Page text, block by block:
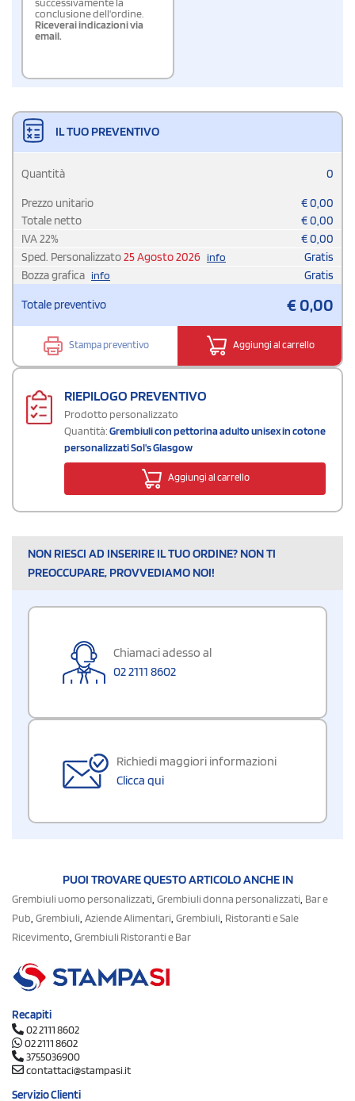
conclusione dell'ordine.
Riceverai indicazioni via
email.
IL TUO PREVENTIVO
Quantità 0
Prezzo unitario €0,00
Totale netto
€0,00
IVA22% €0,00
Sped. Personalizzato25 Agosto 2026 info
Gratis
Bozza grafica info Gratis
Totale preventivo €0,00
Stampa preventivo Aggiungi al carrello
RIEPILOGO PREVENTIVO
Prodotto personalizzato
Quantità:Grembiuli con pettorina adulto unisex in cotone
personalizzati Sol's Glasgow
Aggiungi al carrello
NON RIESCI AD INSERIRE IL TUO ORDINE? NON TI
PREOCCUPARE, PROVVEDIAMO NOI!
Chiamaci adesso al
02 2111 8602
Richiedi maggiori informazioni
Clicca qui
PUOI TROVARE QUESTO ARTICOLO ANCHE IN
Grembiuli uomo personalizzati Grembiuli donna personalizzati Bar e
Pub Grembiuli Aziende Alimentari Grembiuli Ristoranti e Sale
Ricevimento Grembiuli Ristoranti e Bar
Recapiti
02 2111 8602
02 2111 8602
3755036900
contattaci@stampasi.it
Servizio Clienti